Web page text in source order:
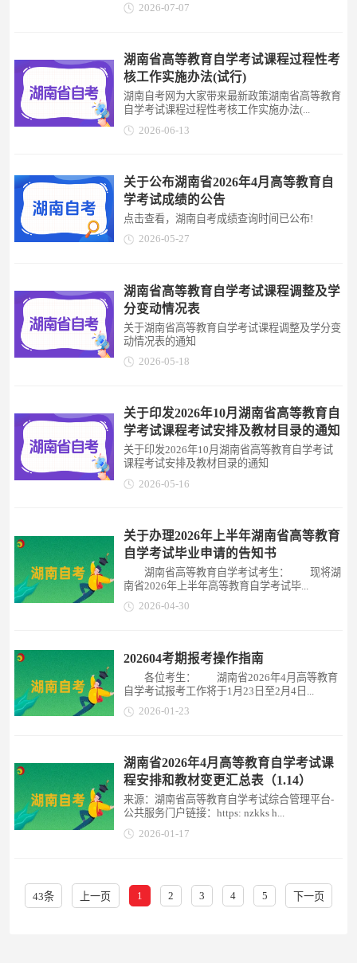
2026-07-07
湖南省高等教育自学考试课程过程性考
核工作实施办法(试行)
湖南自考网为大家带来最新政策湖南省高等教育
自学考试课程过程性考核工作实施办法(...
2026-06-13
关于公布湖南省2026年4月高等教育自
学考试成绩的公告
点击查看，湖南自考成绩查询时间已公布!
2026-05-27
湖南省高等教育自学考试课程调整及学
分变动情况表
关于湖南省高等教育自学考试课程调整及学分变
动情况表的通知
2026-05-18
关于印发2026年10月湖南省高等教育自
学考试课程考试安排及教材目录的通知
关于印发2026年10月湖南省高等教育自学考试
课程考试安排及教材目录的通知
2026-05-16
关于办理2026年上半年湖南省高等教育
自学考试毕业申请的告知书
湖南省高等教育自学考试考生： 现将湖
南省2026年上半年高等教育自学考试毕...
2026-04-30
202604考期报考操作指南
各位考生： 湖南省2026年4月高等教育
自学考试报考工作将于1月23日至2月4日...
2026-01-23
湖南省2026年4月高等教育自学考试课
程安排和教材变更汇总表（1.14）
来源：湖南省高等教育自学考试综合管理平台-
公共服务门户链接：https: nzkks h...
2026-01-17
43条 上一页 1 2 3 4 5 下一页